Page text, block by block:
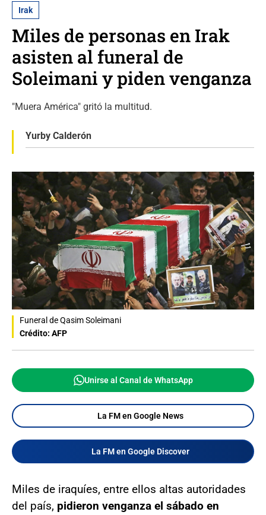
Irak
Miles de personas en Irak
asisten al funeral de
Soleimani y piden venganza
"Muera América" gritó la multitud.
Yurby Calderón
Funeral de Qasim Soleimani
Crédito: AFP
Unirse al Canal de WhatsApp
La FM en Google News
La FM en Google Discover
Miles de iraquíes, entre ellos altas autoridades
del país, pidieron venganza el sábado en